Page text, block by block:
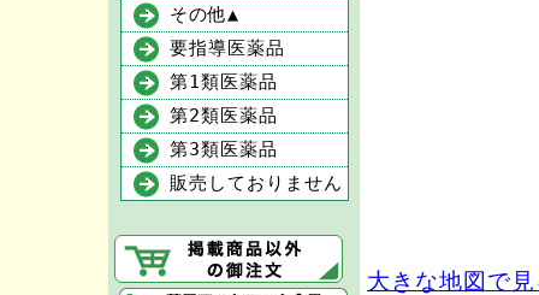
その他▲
要指導医薬品
第1類医薬品
第2類医薬品
第3類医薬品
販売しておりません
大きな地図で